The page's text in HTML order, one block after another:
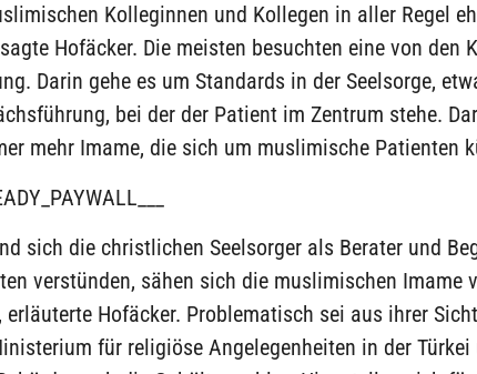
Kolleginnen und Kollegen in aller Regel
Hofäcker. Die meisten besuchten eine von den
Darin gehe es um Standards in der Seelsorge,
bei der der Patient im Zentrum stehe.
mehr Imame, die sich um muslimische Patienten
sich die christlichen Seelsorger als Berater und
verstünden, sähen sich die muslimischen Imame
erläuterte Hofäcker. Problematisch sei aus ihrer
für religiöse Angelegenheiten in der